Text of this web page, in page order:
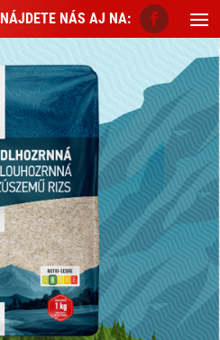
NÁJDETE NÁS AJ NA: